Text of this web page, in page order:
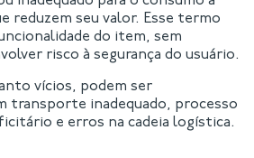
reduzem seu valor. Esse termo
do item, sem
risco à segurança do usuário.
vícios, podem ser
transporte inadequado, processo
e erros na cadeia logística.